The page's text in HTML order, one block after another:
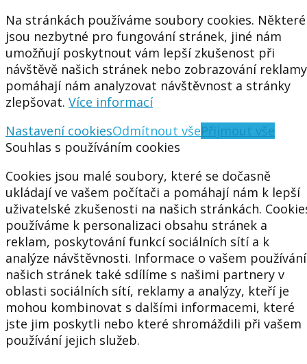
Na stránkách používáme soubory cookies. Některé
jsou nezbytné pro fungování stránek, jiné nám
umožňují poskytnout vám lepší zkušenost při
návštěvě našich stránek nebo zobrazování
pomáhají nám analyzovat návštěvnost a stránky
zlepšovat. Více informací
Nastavení cookiesOdmítnout všePřijmout vše
Souhlas s používáním cookies
Cookies jsou malé soubory, které se dočasně
ukládají ve vašem počítači a pomáhají nám k lepší
uživatelské zkušenosti na našich stránkách.
používáme k personalizaci obsahu stránek a
reklam, poskytování funkcí sociálních sítí a k
analýze návštěvnosti. Informace o vašem používání
našich stránek také sdílíme s našimi partnery v
oblasti sociálních sítí, reklamy a analýzy, kteří je
mohou kombinovat s dalšími informacemi, které
jste jim poskytli nebo které shromáždili při vašem
používání jejich služeb.